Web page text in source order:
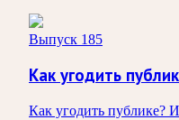
Выпуск 185
Как угодить
Как угодить публике?